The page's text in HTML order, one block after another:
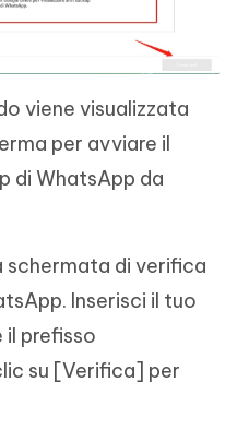
viene visualizzata
per avviare il
di WhatsApp da
schermata di verifica
Inserisci il tuo
il prefisso
su [Verifica] per